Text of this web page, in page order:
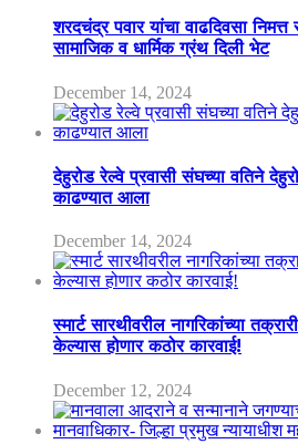
शरदचंद्र पवार यांचा वाढदिवसा निमत्त
सामाजिक व धार्मिक ग्रंथ दिली भेट
December 14, 2024
देहुरोड रेल्वे प्रवासी संघच्या वतिने
काढण्यात आला
December 14, 2024
स्मार्ट सारथीवरील नागरिकांच्या
केल्यास होणार कठोर कारवाई!
December 12, 2024